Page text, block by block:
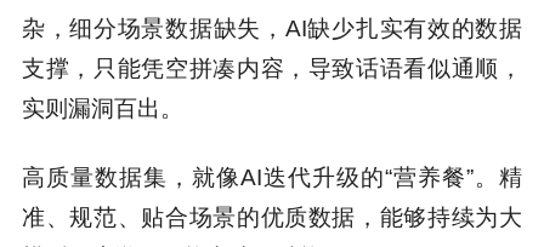
杂，细分场景数据缺失，AI缺少扎实有效的数据
支撑，只能凭空拼凑内容，导致话语看似通顺，
实则漏洞百出。
高质量数据集，就像AI迭代升级的“营养餐”。精
准、规范、贴合场景的优质数据，能够持续为大